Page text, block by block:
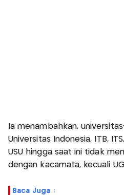
Ia menambahkan,
Universitas Indonesia, ITB,
USU hingga saat ini tidak
dengan kacamata, kecuali
Baca Juga :